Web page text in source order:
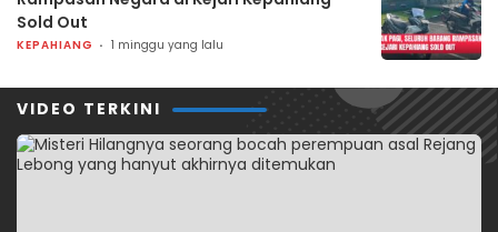
Sold Out
KEPAHIANG 1 minggu yang lalu
VIDEO TERKINI